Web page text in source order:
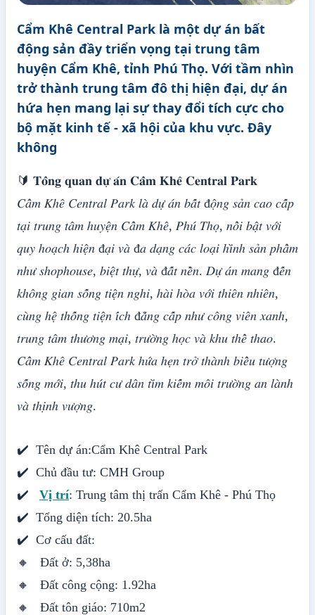
Cẩm Khê Central Park là một dự án bất
động sản đầy triển vọng tại trung tâm
huyện Cẩm Khê, tỉnh Phú Thọ. Với tầm nhìn
trở thành trung tâm đô thị hiện đại, dự án
hứa hẹn mang lại sự thay đổi tích cực cho
bộ mặt kinh tế - xã hội của khu vực. Đây
không
🔰 𝐓𝐨̂̉𝐧𝐠 𝐪𝐮𝐚𝐧 𝐝𝐮̛̣ 𝐚́𝐧 𝐂𝐚̂̉𝐦 𝐊𝐡𝐞̂ 𝐂𝐞𝐧𝐭𝐫𝐚𝐥 𝐏𝐚𝐫𝐤
𝐶𝑎̂̉𝑚 𝐾ℎ𝑒̂ 𝐶𝑒𝑛𝑡𝑟𝑎𝑙 𝑃𝑎𝑟𝑘 𝑙𝑎̀ 𝑑𝑢̛̣ 𝑎́𝑛 𝑏𝑎̂́𝑡 đ𝑜̣̂𝑛𝑔 𝑠𝑎̉𝑛 𝑐𝑎𝑜 𝑐𝑎̂́𝑝
𝑡𝑎̣𝑖 𝑡𝑟𝑢𝑛𝑔 𝑡𝑎̂𝑚 ℎ𝑢𝑦𝑒̣̂𝑛 𝐶𝑎̂̉𝑚 𝐾ℎ𝑒̂, 𝑃ℎ𝑢́ 𝑇ℎ𝑜̣, 𝑛𝑜̂̉𝑖 𝑏𝑎̣̂𝑡 𝑣𝑜̛́𝑖
𝑞𝑢𝑦 ℎ𝑜𝑎̣𝑐ℎ ℎ𝑖𝑒̣̂𝑛 đ𝑎̣𝑖 𝑣𝑎̀ đ𝑎 𝑑𝑎̣𝑛𝑔 𝑐𝑎́𝑐 𝑙𝑜𝑎̣𝑖 ℎ𝑖̀𝑛ℎ 𝑠𝑎̉𝑛 𝑝ℎ𝑎̂̉𝑚
𝑛ℎ𝑢̛ 𝑠ℎ𝑜𝑝ℎ𝑜𝑢𝑠𝑒, 𝑏𝑖𝑒̣̂𝑡 𝑡ℎ𝑢̛̣, 𝑣𝑎̀ đ𝑎̂́𝑡 𝑛𝑒̂̀𝑛. 𝐷𝑢̛̣ 𝑎́𝑛 𝑚𝑎𝑛𝑔 đ𝑒̂́𝑛
𝑘ℎ𝑜̂𝑛𝑔 𝑔𝑖𝑎𝑛 𝑠𝑜̂́𝑛𝑔 𝑡𝑖𝑒̣̂𝑛 𝑛𝑔ℎ𝑖, ℎ𝑎̀𝑖 ℎ𝑜̀𝑎 𝑣𝑜̛́𝑖 𝑡ℎ𝑖𝑒̂𝑛 𝑛ℎ𝑖𝑒̂𝑛,
𝑐𝑢̀𝑛𝑔 ℎ𝑒̣̂ 𝑡ℎ𝑜̂́𝑛𝑔 𝑡𝑖𝑒̣̂𝑛 𝑖́𝑐ℎ đ𝑎̆̉𝑛𝑔 𝑐𝑎̂́𝑝 𝑛ℎ𝑢̛ 𝑐𝑜̂𝑛𝑔 𝑣𝑖𝑒̂𝑛 𝑥𝑎𝑛ℎ,
𝑡𝑟𝑢𝑛𝑔 𝑡𝑎̂𝑚 𝑡ℎ𝑢̛𝑜̛𝑛𝑔 𝑚𝑎̣𝑖, 𝑡𝑟𝑢̛𝑜̛̀𝑛𝑔 ℎ𝑜̣𝑐 𝑣𝑎̀ 𝑘ℎ𝑢 𝑡ℎ𝑒̂̉ 𝑡ℎ𝑎𝑜.
𝐶𝑎̂̉𝑚 𝐾ℎ𝑒̂ 𝐶𝑒𝑛𝑡𝑟𝑎𝑙 𝑃𝑎𝑟𝑘 ℎ𝑢̛́𝑎 ℎ𝑒̣𝑛 𝑡𝑟𝑜̛̉ 𝑡ℎ𝑎̀𝑛ℎ 𝑏𝑖𝑒̂̉𝑢 𝑡𝑢̛𝑜̛̣𝑛𝑔
𝑠𝑜̂́𝑛𝑔 𝑚𝑜̛́𝑖, 𝑡ℎ𝑢 ℎ𝑢́𝑡 𝑐𝑢̛ 𝑑𝑎̂𝑛 𝑡𝑖̀𝑚 𝑘𝑖𝑒̂́𝑚 𝑚𝑜̂𝑖 𝑡𝑟𝑢̛𝑜̛̀𝑛𝑔 𝑎𝑛 𝑙𝑎̀𝑛ℎ
𝑣𝑎̀ 𝑡ℎ𝑖̣𝑛ℎ 𝑣𝑢̛𝑜̛̣𝑛𝑔.
✔️ Tên dự án:Cẩm Khê Central Park
✔️ Chủ đầu tư: CMH Group
✔️ Vị trí: Trung tâm thị trấn Cẩm Khê - Phú Thọ
✔️ Tổng diện tích: 20.5ha
✔️ Cơ cấu đất:
🔸 Đất ở: 5,38ha
🔸 Đất công cộng: 1.92ha
🔸 Đất tôn giáo: 710m2